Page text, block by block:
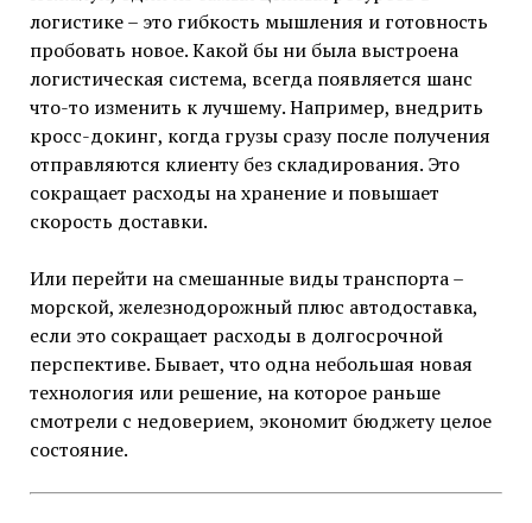
логистике – это гибкость мышления и готовность
пробовать новое. Какой бы ни была выстроена
логистическая система, всегда появляется шанс
что-то изменить к лучшему. Например, внедрить
кросс-докинг, когда грузы сразу после получения
отправляются клиенту без складирования. Это
сокращает расходы на хранение и повышает
скорость доставки.
Или перейти на смешанные виды транспорта –
морской, железнодорожный плюс автодоставка,
если это сокращает расходы в долгосрочной
перспективе. Бывает, что одна небольшая новая
технология или решение, на которое раньше
смотрели с недоверием, экономит бюджету целое
состояние.